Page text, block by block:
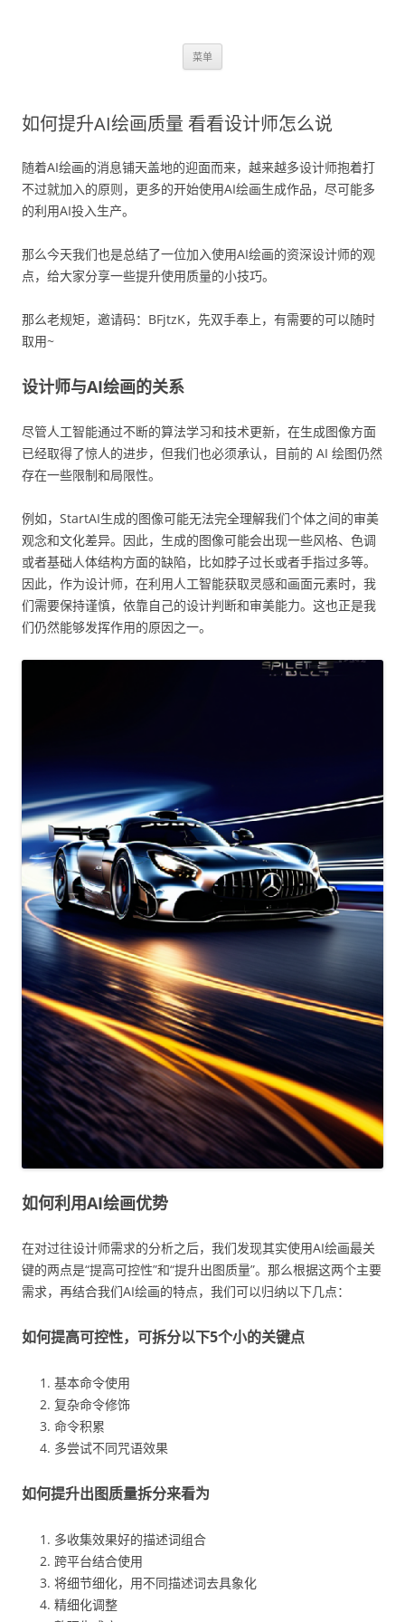
菜单
如何提升AI绘画质量 看看设计师怎么说
随着AI绘画的消息铺天盖地的迎面而来，越来越多设计师抱着打
不过就加入的原则，更多的开始使用AI绘画生成作品，尽可能多
的利用AI投入生产。
那么今天我们也是总结了一位加入使用AI绘画的资深设计师的观
点，给大家分享一些提升使用质量的小技巧。
那么老规矩，邀请码：BFjtzK，先双手奉上，有需要的可以随时
取用~
设计师与AI绘画的关系
尽管人工智能通过不断的算法学习和技术更新，在生成图像方面
已经取得了惊人的进步，但我们也必须承认，目前的 AI 绘图仍然
存在一些限制和局限性。
例如，StartAI生成的图像可能无法完全理解我们个体之间的审美
观念和文化差异。因此，生成的图像可能会出现一些风格、色调
或者基础人体结构方面的缺陷，比如脖子过长或者手指过多等。
因此，作为设计师，在利用人工智能获取灵感和画面元素时，我
们需要保持谨慎，依靠自己的设计判断和审美能力。这也正是我
们仍然能够发挥作用的原因之一。
如何利用AI绘画优势
在对过往设计师需求的分析之后，我们发现其实使用AI绘画最关
键的两点是“提高可控性”和“提升出图质量”。那么根据这两个主要
需求，再结合我们AI绘画的特点，我们可以归纳以下几点：
如何提高可控性，可拆分以下5个小的关键点
基本命令使用
复杂命令修饰
命令积累
多尝试不同咒语效果
如何提升出图质量拆分来看为
多收集效果好的描述词组合
跨平台结合使用
将细节细化，用不同描述词去具象化
精细化调整